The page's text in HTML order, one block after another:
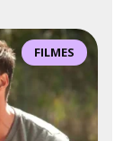
FILMES